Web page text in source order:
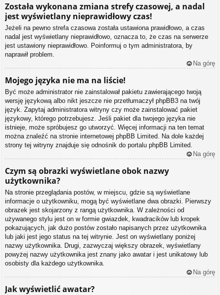
Została wykonana zmiana strefy czasowej, a nadal
jest wyświetlany nieprawidłowy czas!
Jeżeli na pewno strefa czasowa została ustawiona prawidłowo, a czas
nadal jest wyświetlany nieprawidłowo, oznacza to, że czas na serwerze
jest ustawiony nieprawidłowo. Poinformuj o tym administratora, by
naprawił problem.
Na górę
Mojego języka nie ma na liście!
Być może administrator nie zainstalował pakietu zawierającego twoją
wersję językową albo nikt jeszcze nie przetłumaczył phpBB3 na twój
język. Zapytaj administratora witryny czy może zainstalować pakiet
językowy, którego potrzebujesz. Jeśli pakiet dla twojego języka nie
istnieje, może spróbujesz go utworzyć. Więcej informacji na ten temat
można znaleźć na stronie internetowej phpBB Limited. Na dole każdej
strony tej witryny znajduje się odnośnik do portalu phpBB Limited.
Na górę
Czym są obrazki wyświetlane obok nazwy
użytkownika?
Na stronie przeglądania postów, w miejscu, gdzie są wyświetlane
informacje o użytkowniku, mogą być wyświetlane dwa obrazki. Pierwszy
obrazek jest skojarzony z rangą użytkownika. W zależności od
używanego stylu jest on w formie gwiazdek, kwadracików lub kropek
pokazujących, jak dużo postów zostało napisanych przez użytkownika
lub jaki jest jego status na tej witrynie. Jest on wyświetlany poniżej
nazwy użytkownika. Drugi, zazwyczaj większy obrazek, wyświetlany
powyżej nazwy użytkownika jest znany jako awatar i jest unikatowy lub
osobisty dla każdego użytkownika.
Na górę
Jak wyświetlić awatar?